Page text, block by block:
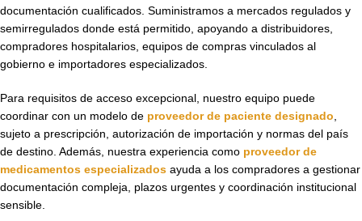
documentación cualificados. Suministramos a mercados regulados y
semirregulados donde está permitido, apoyando a distribuidores,
compradores hospitalarios, equipos de compras vinculados al
gobierno e importadores especializados.
Para requisitos de acceso excepcional, nuestro equipo puede
coordinar con un modelo de proveedor de paciente designado
sujeto a prescripción, autorización de importación y normas del país
de destino. Además, nuestra experiencia como proveedor de
medicamentos especializados ayuda a los compradores a gestionar
documentación compleja, plazos urgentes y coordinación institucional
sensible.